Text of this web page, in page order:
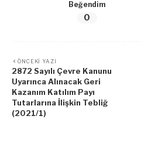
Beğendim
0
ÖNCEKI YAZI
2872 Sayılı Çevre Kanunu
Uyarınca Alınacak Geri
Kazanım Katılım Payı
Tutarlarına İlişkin Tebliğ
(2021/1)